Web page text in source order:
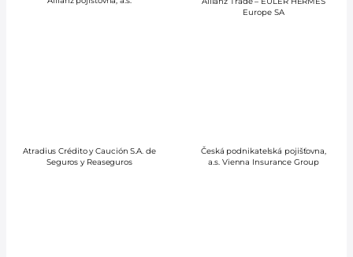
Europe SA
Atradius Crédito y Caución S.A. de
Seguros y Reaseguros
Česká podnikatelská pojišťovna,
a.s. Vienna Insurance Group